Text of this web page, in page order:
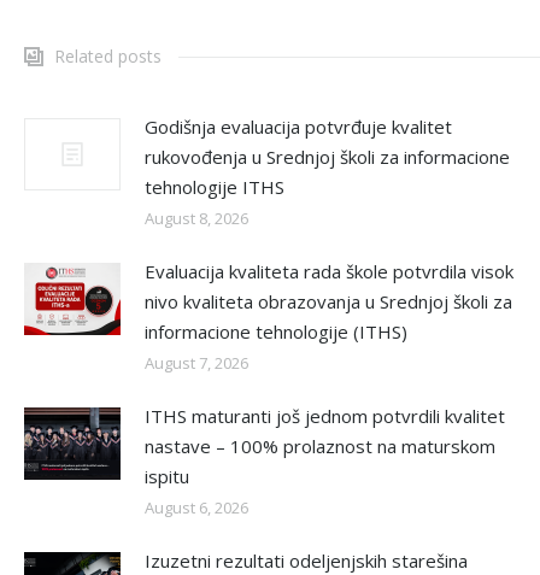
Related posts
Godišnja evaluacija potvrđuje kvalitet
rukovođenja u Srednjoj školi za informacione
tehnologije ITHS
August 8, 2026
Evaluacija kvaliteta rada škole potvrdila visok
nivo kvaliteta obrazovanja u Srednjoj školi za
informacione tehnologije (ITHS)
August 7, 2026
ITHS maturanti još jednom potvrdili kvalitet
nastave – 100% prolaznost na maturskom
ispitu
August 6, 2026
Izuzetni rezultati odeljenjskih starešina